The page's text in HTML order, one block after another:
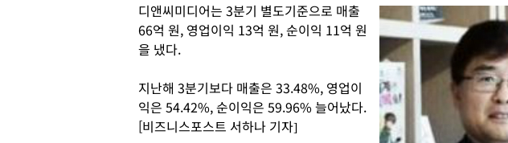
디앤씨미디어는 3분기 별도기준으로 매출
66억 원, 영업이익 13억 원, 순이익 11억 원
을 냈다.
지난해 3분기보다 매출은 33.48%, 영업이
익은 54.42%, 순이익은 59.96% 늘어났다.
[비즈니스포스트 서하나 기자]